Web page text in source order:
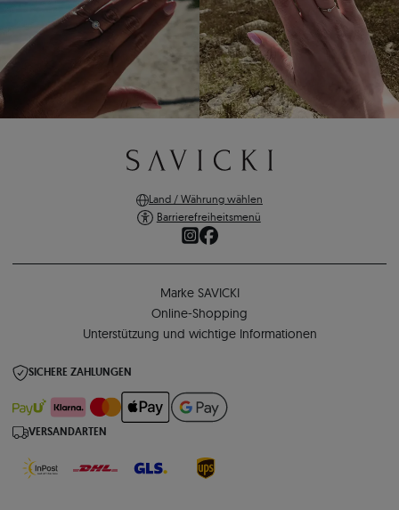
Land / Währung wählen
Barrierefreiheitsmenü
Marke SAVICKI
Online-Shopping
Unterstützung und wichtige Informationen
SICHERE ZAHLUNGEN
VERSANDARTEN